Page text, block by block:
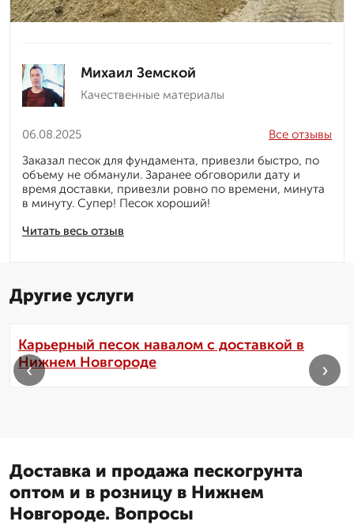
Михаил Земской
Качественные материалы
06.08.2025
Читать весь отзыв
Все отзывы
Заказал песок для фундамента, привезли быстро, по
объему не обманули. Заранее обговорили дату и
время доставки, привезли ровно по времени, минута
в минуту. Супер! Песок хороший!
Другие услуги
Карьерный песок навалом с доставкой в
Нижнем Новгороде
‹ ›
Доставка и продажа пескогрунта
оптом и в розницу в Нижнем
Новгороде. Вопросы